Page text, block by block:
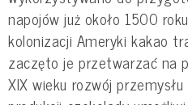
napojów już około 1500
kolonizacji Ameryki kakao
zaczęto je przetwarzać na
XIX wieku rozwój